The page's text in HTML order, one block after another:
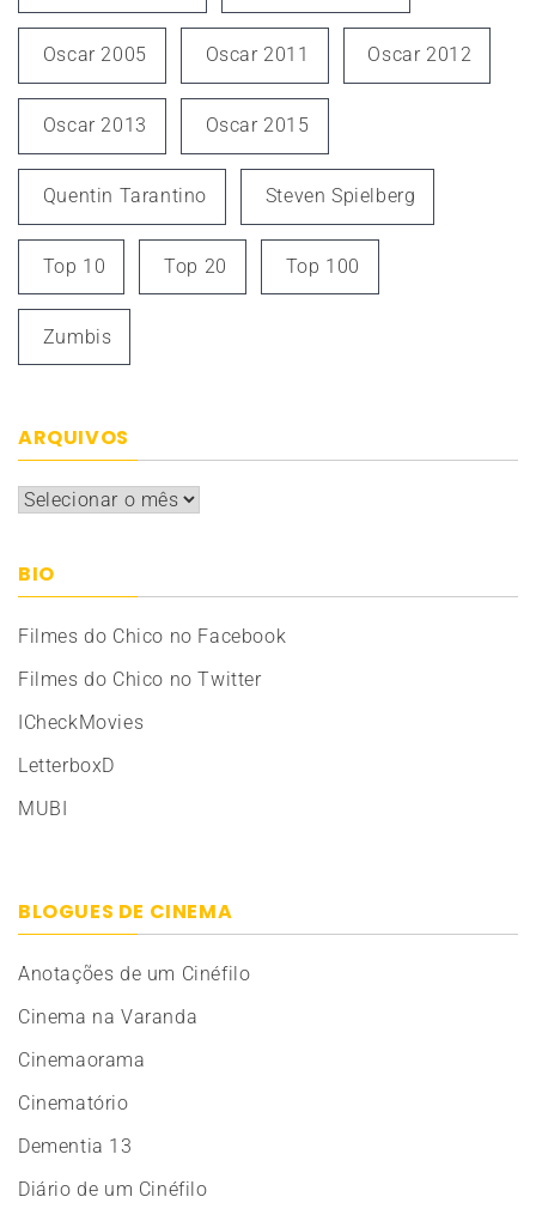
Oscar 2005 Oscar 2011 Oscar 2012
Oscar 2013 Oscar 2015
Quentin Tarantino Steven Spielberg
Top 10 Top 20 Top 100
Zumbis
ARQUIVOS
Arquivos
BIO
Filmes do Chico no Facebook
Filmes do Chico no Twitter
ICheckMovies
LetterboxD
MUBI
BLOGUES DE CINEMA
Anotações de um Cinéfilo
Cinema na Varanda
Cinemaorama
Cinematório
Dementia 13
Diário de um Cinéfilo